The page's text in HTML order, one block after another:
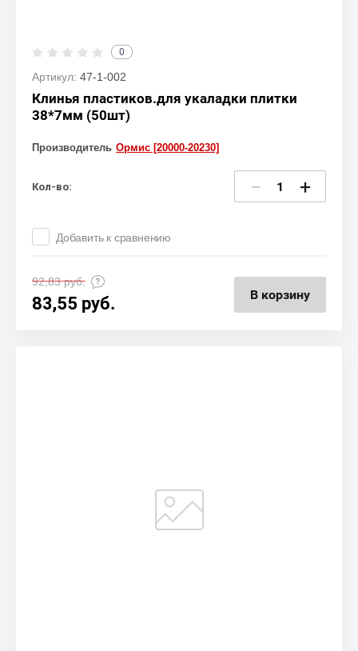
0
Артикул: 47-1-002
Клинья пластиков.для укаладки плитки
38*7мм (50шт)
Производитель Ормис [20000-20230]
Кол-во: − +
Добавить к сравнению
92,83руб.
83,55 руб. В корзину